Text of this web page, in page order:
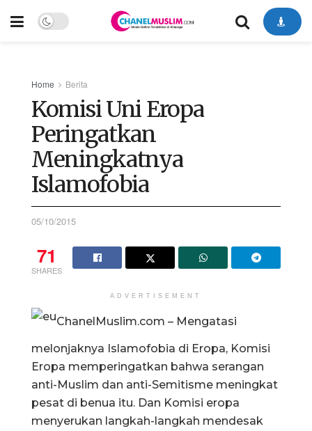
Home Berita
Komisi Uni Eropa
Peringatkan
Meningkatnya
Islamofobia
05/10/2015
71
SHARES
ADVERTISEMENT
ChanelMuslim.com – Mengatasi
melonjaknya Islamofobia di Eropa, Komisi
Eropa memperingatkan bahwa serangan
anti-Muslim dan anti-Semitisme meningkat
pesat di benua itu. Dan Komisi eropa
menyerukan langkah-langkah mendesak